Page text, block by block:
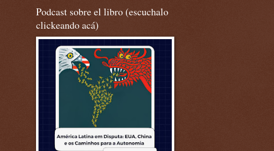
Podcast sobre el libro (escuchalo
clickeando acá)